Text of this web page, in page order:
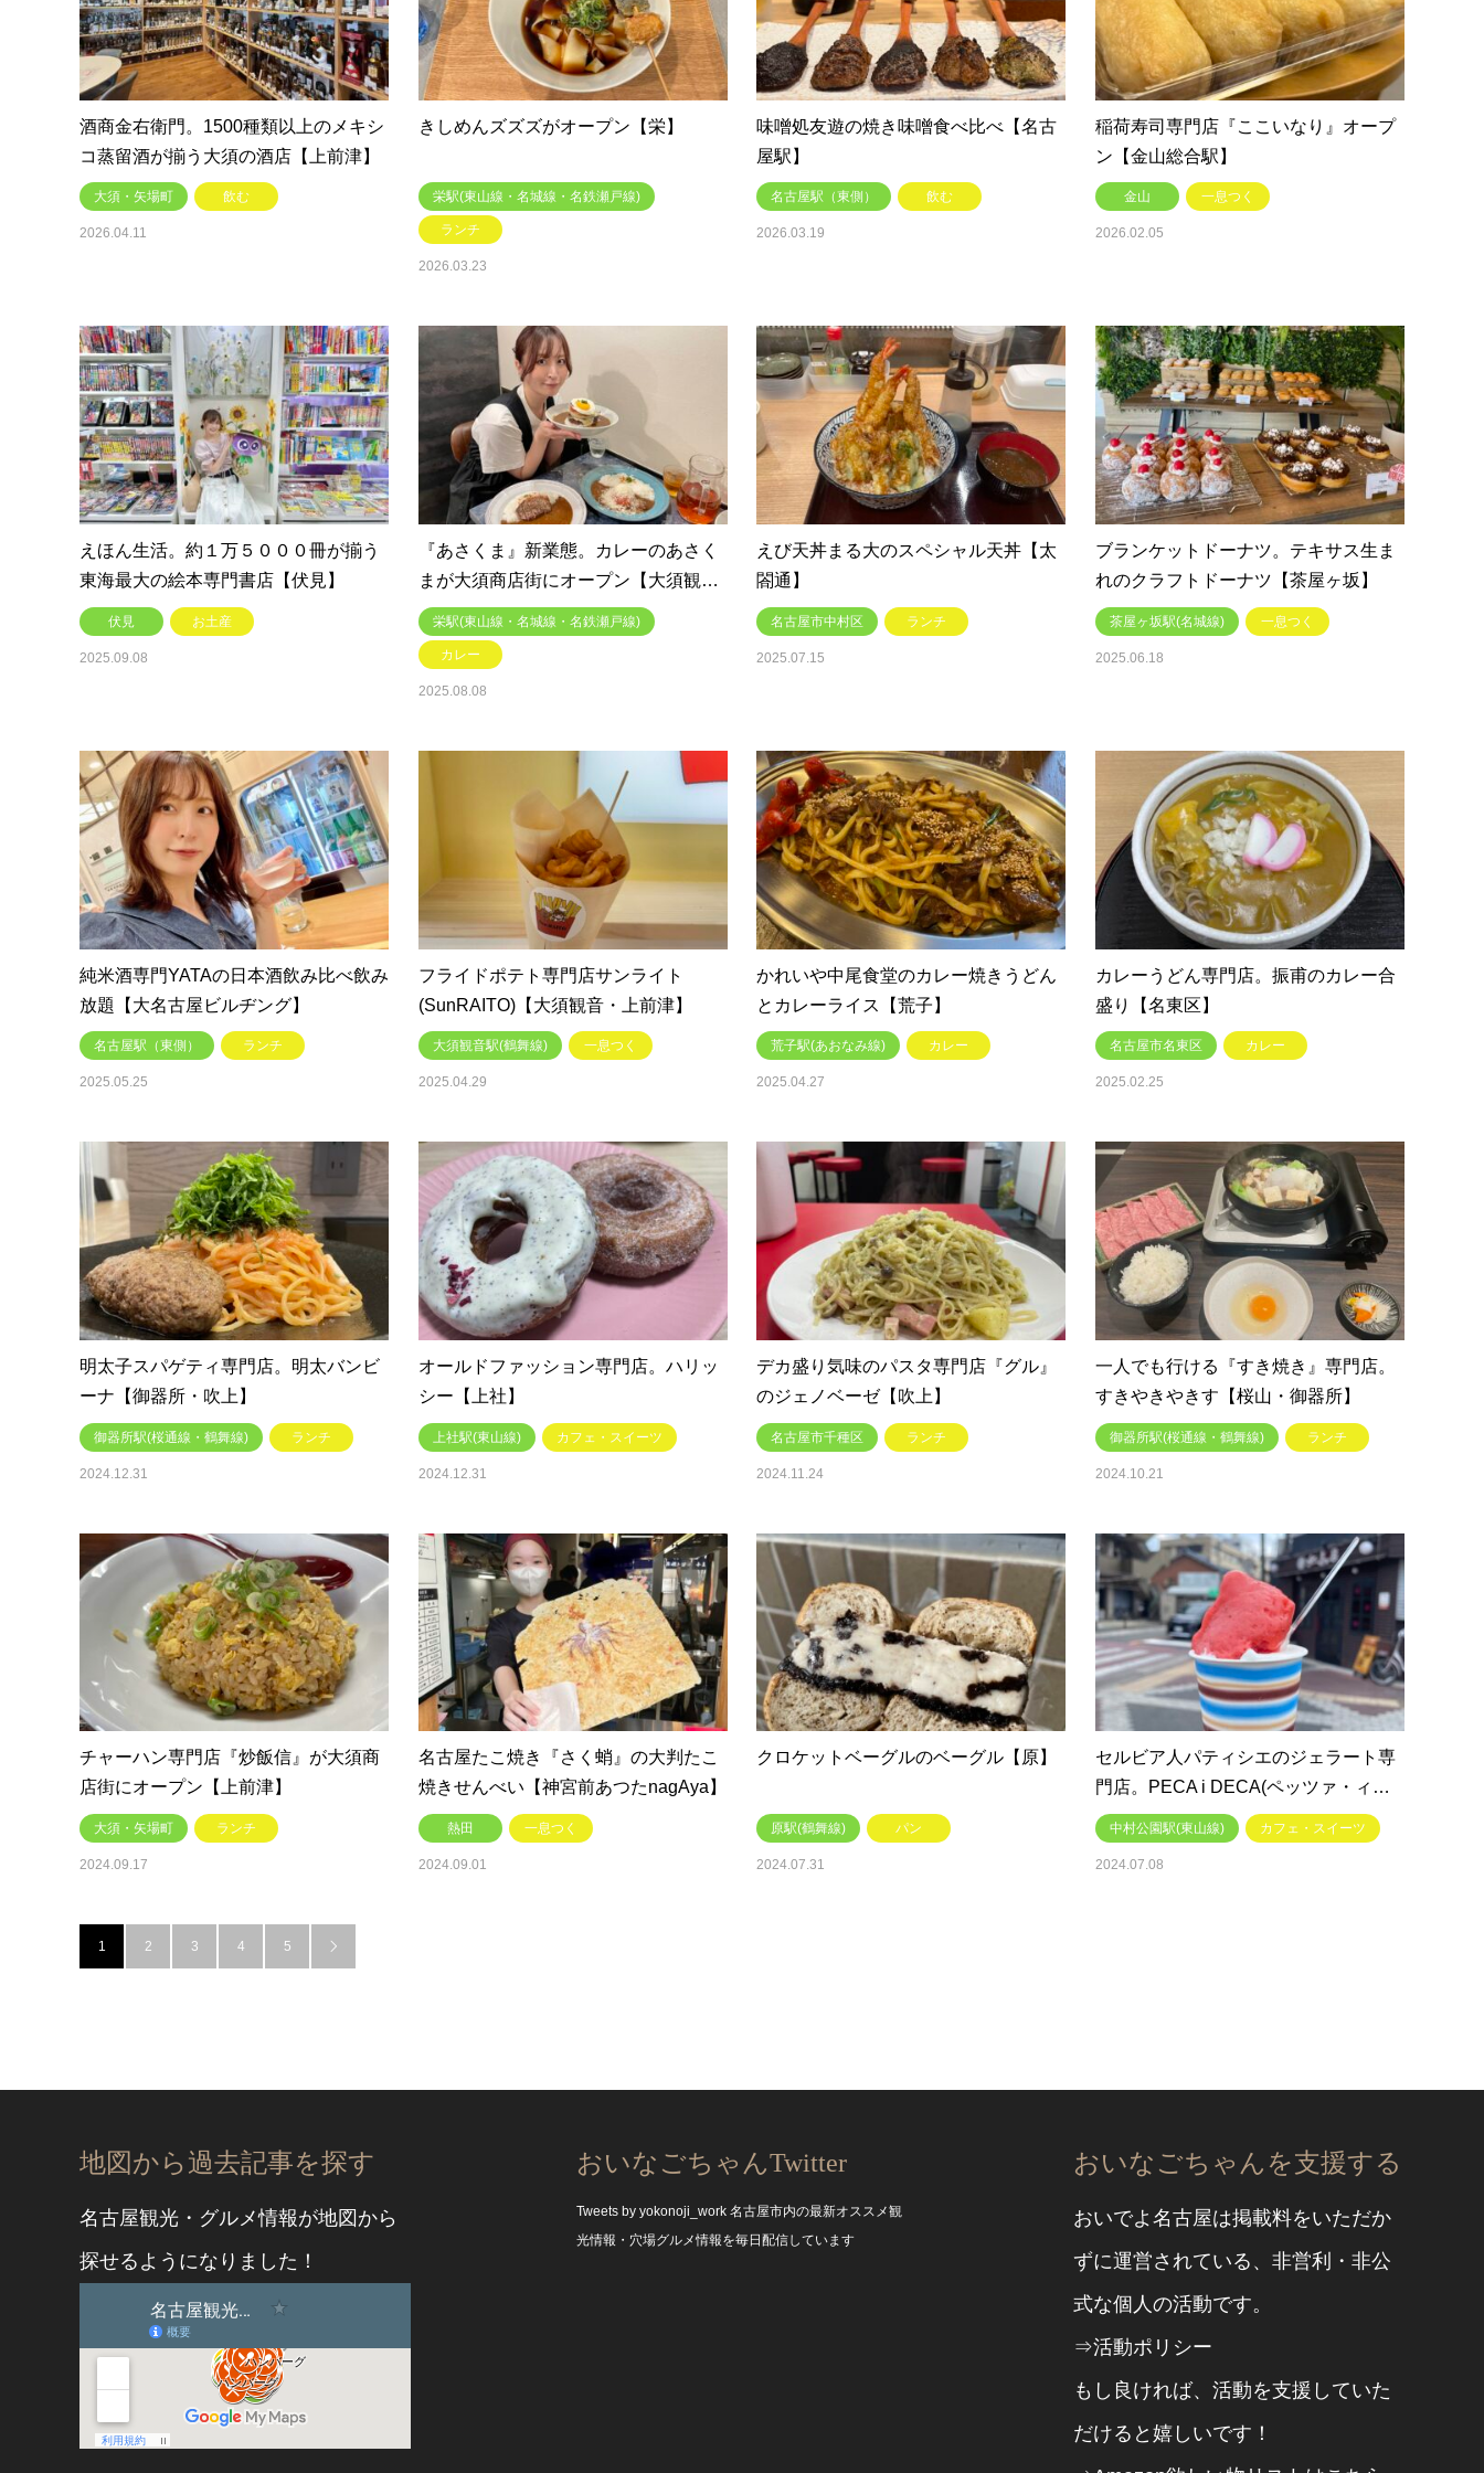
酒商金右衛門。1500種類以上のメキシ
コ蒸留酒が揃う大須の酒店【上前津】
大須・矢場町 飲む
2026.04.11
きしめんズズズがオープン【栄】
栄駅(東山線・名城線・名鉄瀬戸線)
ランチ
2026.03.23
味噌処友遊の焼き味噌食べ比べ【名古
屋駅】
名古屋駅（東側） 飲む
2026.03.19
稲荷寿司専門店『ここいなり』オープ
ン【金山総合駅】
金山 一息つく
2026.02.05
えほん生活。約１万５０００冊が揃う
東海最大の絵本専門書店【伏見】
伏見 お土産
2025.09.08
『あさくま』新業態。カレーのあさく
まが大須商店街にオープン【大須観…
栄駅(東山線・名城線・名鉄瀬戸線)
カレー
2025.08.08
えび天丼まる大のスペシャル天丼【太
閤通】
名古屋市中村区 ランチ
2025.07.15
ブランケットドーナツ。テキサス生ま
れのクラフトドーナツ【茶屋ヶ坂】
茶屋ヶ坂駅(名城線) 一息つく
2025.06.18
純米酒専門YATAの日本酒飲み比べ飲み
放題【大名古屋ビルヂング】
名古屋駅（東側） ランチ
2025.05.25
フライドポテト専門店サンライト
(SunRAITO)【大須観音・上前津】
大須観音駅(鶴舞線) 一息つく
2025.04.29
かれいや中尾食堂のカレー焼きうどん
とカレーライス【荒子】
荒子駅(あおなみ線) カレー
2025.04.27
カレーうどん専門店。振甫のカレー合
盛り【名東区】
名古屋市名東区 カレー
2025.02.25
明太子スパゲティ専門店。明太バンビ
ーナ【御器所・吹上】
御器所駅(桜通線・鶴舞線) ランチ
2024.12.31
オールドファッション専門店。ハリッ
シー【上社】
上社駅(東山線) カフェ・スイーツ
2024.12.31
デカ盛り気味のパスタ専門店『グル』
のジェノベーゼ【吹上】
名古屋市千種区 ランチ
2024.11.24
一人でも行ける『すき焼き』専門店。
すきやきやきす【桜山・御器所】
御器所駅(桜通線・鶴舞線) ランチ
2024.10.21
チャーハン専門店『炒飯信』が大須商
店街にオープン【上前津】
大須・矢場町 ランチ
2024.09.17
名古屋たこ焼き『さく蛸』の大判たこ
焼きせんべい【神宮前あつたnagAya】
熱田 一息つく
2024.09.01
クロケットベーグルのベーグル【原】
原駅(鶴舞線) パン
2024.07.31
セルビア人パティシエのジェラート専
門店。PECA i DECA(ペッツァ・ィ…
中村公園駅(東山線) カフェ・スイーツ
2024.07.08
1 2 3 4 5 
地図から過去記事を探す
名古屋観光・グルメ情報が地図から
探せるようになりました！
おいなごちゃんTwitter
Tweets by yokonoji_work 名古屋市内の最新オススメ観
光情報・穴場グルメ情報を毎日配信しています
おいなごちゃんを支援する
おいでよ名古屋は掲載料をいただか
ずに運営されている、非営利・非公
式な個人の活動です。
⇒活動ポリシー
もし良ければ、活動を支援していた
だけると嬉しいです！